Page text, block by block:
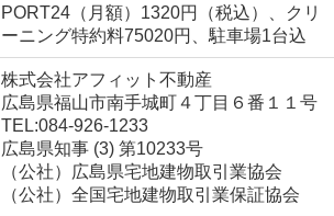
PORT24（月額）1320円（税込）、クリ
ーニング特約料75020円、駐車場1台込
株式会社アフィット不動産
広島県福山市南手城町４丁目６番１１号
TEL:084-926-1233
広島県知事 (3) 第10233号
（公社）広島県宅地建物取引業協会
（公社）全国宅地建物取引業保証協会